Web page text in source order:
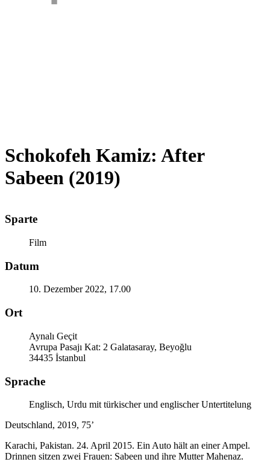
Schokofeh Kamiz: After
Sabeen (2019)
Sparte
Film
Datum
10. Dezember 2022, 17.00
Ort
Aynalı Geçit
Avrupa Pasajı Kat: 2 Galatasaray, Beyoğlu
34435 İstanbul
Sprache
Englisch, Urdu mit türkischer und englischer Untertitelung
Deutschland, 2019, 75’
Karachi, Pakistan. 24. April 2015. Ein Auto hält an einer Ampel.
Drinnen sitzen zwei Frauen: Sabeen und ihre Mutter Mahenaz.